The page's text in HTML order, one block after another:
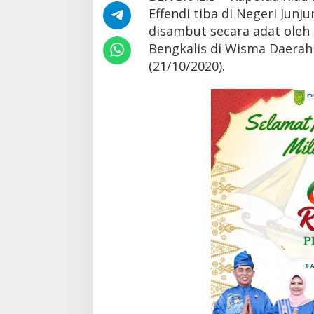
a
n
Effendi tiba di Negeri
disambut secara adat
Bengkalis di Wisma
(21/10/2020).